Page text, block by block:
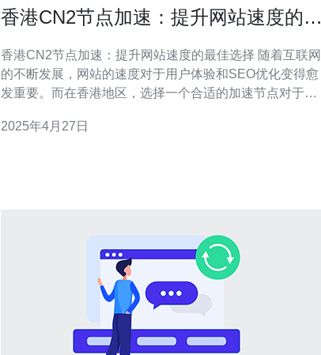
香港CN2节点加速：提升网站速度的最
香港CN2节点加速：提升网站速度的最佳选择 随着互联网
的不断发展，网站的速度对于用户体验和SEO优化变得愈
发重要。而在香港地区，选择一个合适的加速节点对于提
速，为您提供提升网站速度的最佳选择。 CN2节点加速是
2025年4月27日